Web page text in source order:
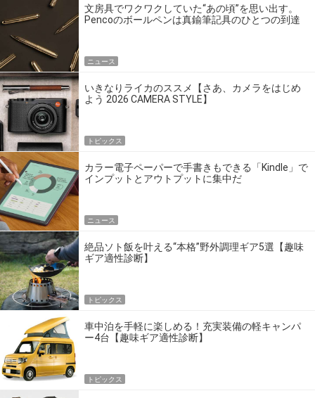
文房具でワクワクしていた“あの頃”を思い出す。
Pencoのボールペンは真鍮筆記具のひとつの到達
ニュース
いきなりライカのススメ【さあ、カメラをはじめ
よう 2026 CAMERA STYLE】
トピックス
カラー電子ペーパーで手書きもできる「Kindle」で
インプットとアウトプットに集中だ
ニュース
絶品ソト飯を叶える“本格”野外調理ギア5選【趣味
ギア適性診断】
トピックス
車中泊を手軽に楽しめる！充実装備の軽キャンパ
ー4台【趣味ギア適性診断】
トピックス